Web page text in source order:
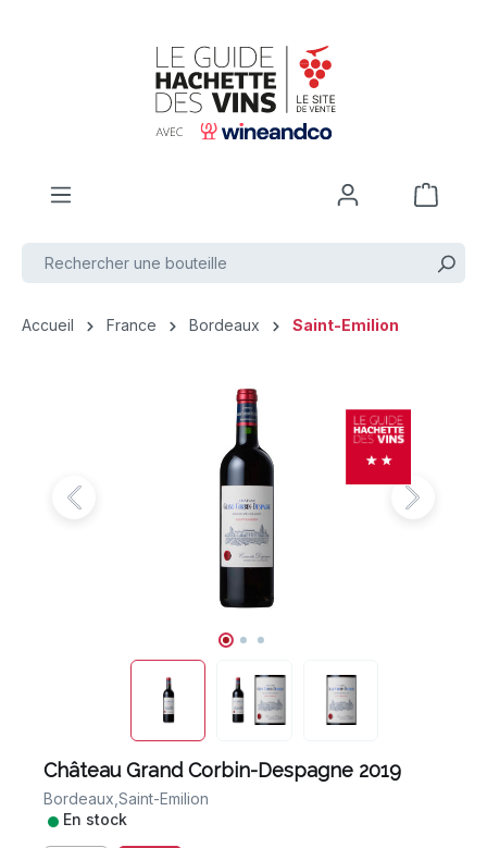
Accueil France Bordeaux Saint-Emilion
Château Grand Corbin-Despagne 2019
Bordeaux, Saint-Emilion
•En stock